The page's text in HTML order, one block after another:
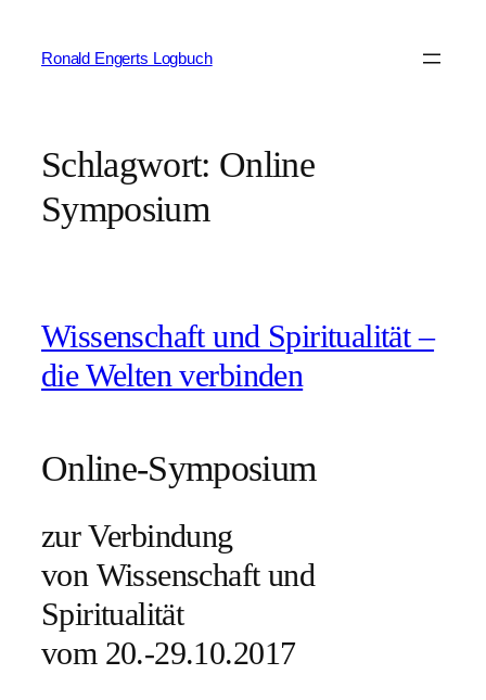
springenRonald Engerts Logbuch
Schlagwort: Online
Symposium
Wissenschaft und Spiritualität –
die Welten verbinden
Online-Symposium
zur Verbindung
von Wissenschaft und
Spiritualität
vom 20.-29.10.2017